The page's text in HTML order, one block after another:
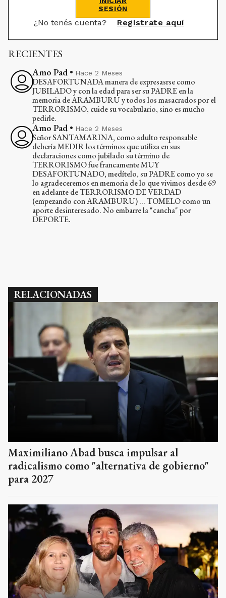
SESIÓN
¿No tenés cuenta? Registrate aquí
RECIENTES
Amo Pad• Hace 2 Meses
DESAFORTUNADA manera de expresasrse como
JUBILADO y con la edad para ser su PADRE en la
memoria de ARAMBURU y todos los masacrados por el
TERRORISMO, cuide su vocabulario, sino es mucho
pedirle.
Amo Pad• Hace 2 Meses
Señor SANTAMARINA, como adulto responsable
debería MEDIR los términos que utiliza en sus
declaraciones como jubilado su término de
TERRORISMO fue francamente MUY
DESAFORTUNADO, medítelo, su PADRE como yo se
lo agradeceremos en memoria de lo que vivimos desde 69
en adelante de TERRORISMO DE VERDAD
(empezando con ARAMBURU) ... TOMELO como un
aporte desinteresado. No embarre la "cancha" por
DEPORTE.
RELACIONADAS
Maximiliano Abad busca impulsar al
radicalismo como "alternativa de gobierno"
para 2027